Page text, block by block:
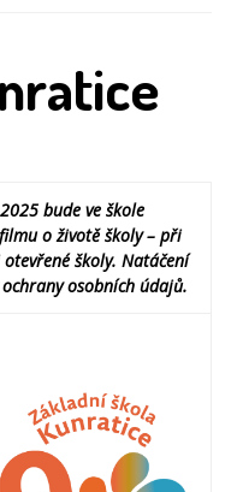
bude ve škole
o životě školy – při
školy. Natáčení
osobních údajů.